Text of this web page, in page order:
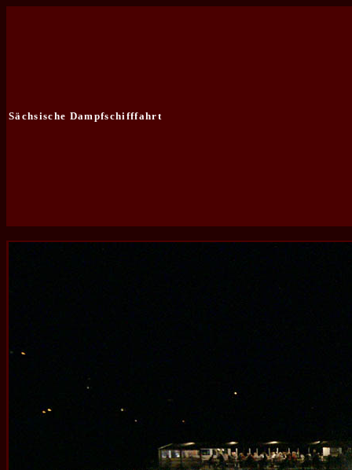
Sächsische Dampfschifffahrt